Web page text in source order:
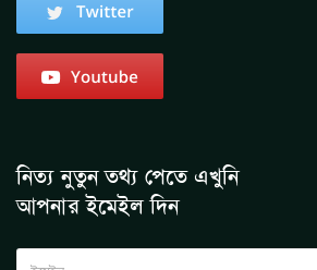
নিত্য নুতুন তথ্য পেতে এখুনি
আপনার ইমেইল দিন